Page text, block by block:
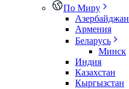
По Миру
Азербайджан
Армения
Беларусь
Минск
Индия
Казахстан
Кыргызстан